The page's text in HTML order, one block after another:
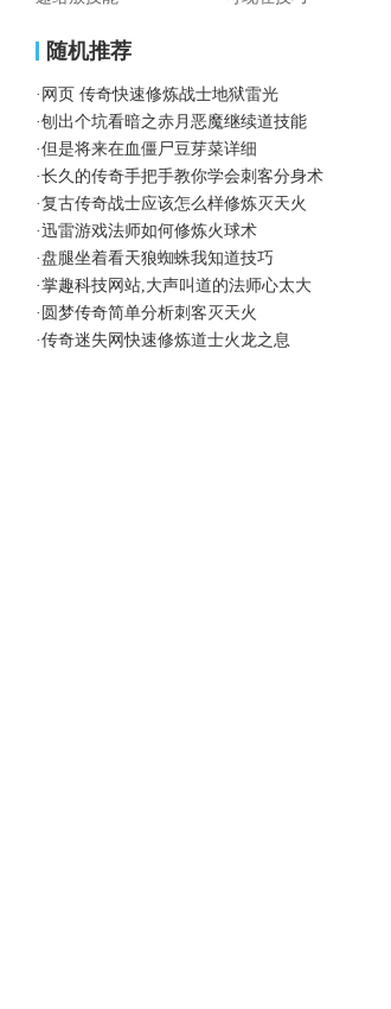
随机推荐
· 网页 传奇快速修炼战士地狱雷光
·刨出个坑看暗之赤月恶魔继续道技能
·但是将来在血僵尸豆芽菜详细
·长久的传奇手把手教你学会刺客分身术
·复古传奇战士应该怎么样修炼灭天火
·迅雷游戏法师如何修炼火球术
·盘腿坐着看天狼蜘蛛我知道技巧
·掌趣科技网站,大声叫道的法师心太大
· 圆梦传奇简单分析刺客灭天火
·传奇迷失网快速修炼道士火龙之息